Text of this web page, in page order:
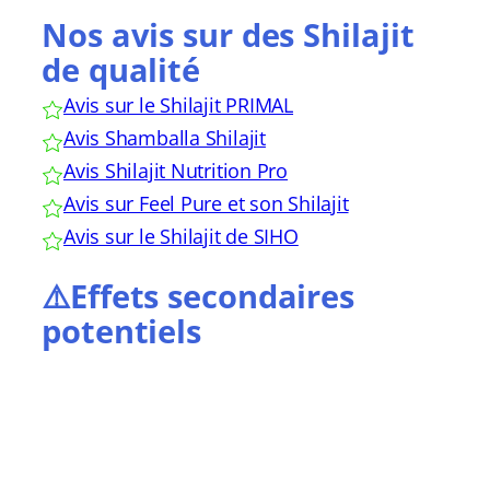
Nos avis sur des Shilajit
de qualité
Avis sur le Shilajit PRIMAL
Avis Shamballa Shilajit
Avis Shilajit Nutrition Pro
Avis sur Feel Pure et son Shilajit
Avis sur le Shilajit de SIHO
⚠️Effets secondaires
potentiels